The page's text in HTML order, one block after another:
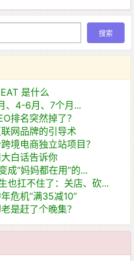
是什么
、4-6月、7个月...
排名突然掉了？
网品牌的引导术
境电商独立站项目？
白话告诉你
成“妈妈都在用”的...
也扛不住了：关店、砍...
危机“满35减10”
是赶了个晚集？